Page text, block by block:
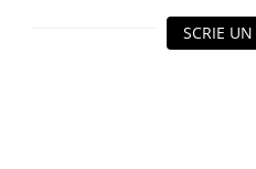
SCRIE